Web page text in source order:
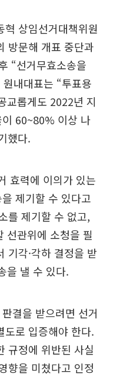
상임선거대책위원
방문해 개표 중단과
“선거무효소송을
내대표는 “투표용
교롭게도 2022년 지
60~80% 이상 나
했다.
효력에 이의가 있는
제기할 수 있다고
를 제기할 수 없고,
선관위에 소청을 필
기각·각하 결정을 받
을 낼 수 있다.
결을 받으려면 선거
도로 입증해야 한다.
규정에 위반된 사실
향을 미쳤다고 인정